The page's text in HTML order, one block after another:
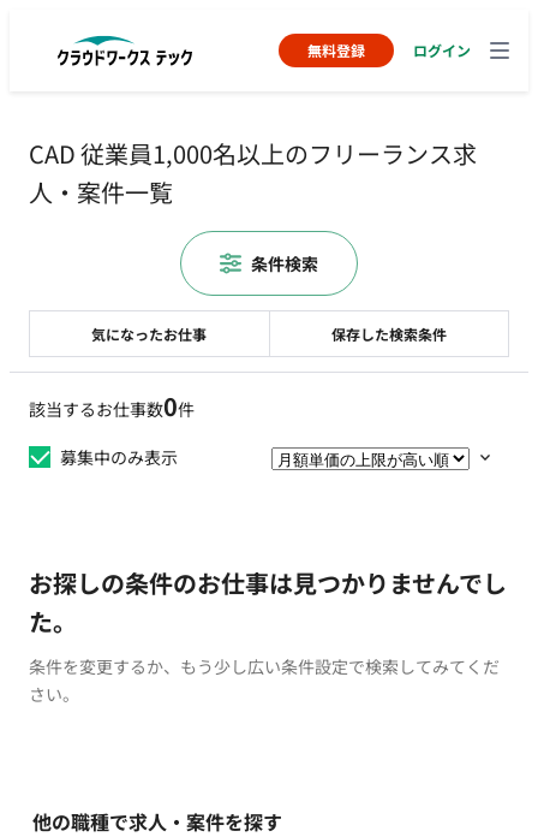
無料登録 ログイン
CAD 従業員1,000名以上のフリーランス求
人・案件一覧
該当するお仕事数0件
募集中のみ表示
お探しの条件のお仕事は見つかりませんでし
た。
条件を変更するか、もう少し広い条件設定で検索してみてくだ
さい。
他の職種で求人・案件を探す
気になったお仕事 保存した検索条件
条件検索